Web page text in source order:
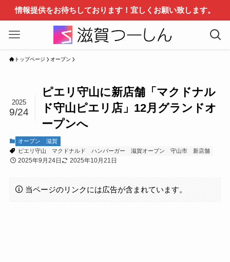
情報提供をお待ちしております！宜しくお願い致します。
トップページ オープン
ピエリ守山に新店舗「マクドナル
ド守山ピエリ店」12月グランドオ
ープンへ
2025
9/24
オープン
滋賀
ピエリ守山
マクドナルド ハンバーガー 滋賀オープン 守山市 新店舗
2025年9月24日 2025年10月21日
当ページのリンクには広告が含まれています。